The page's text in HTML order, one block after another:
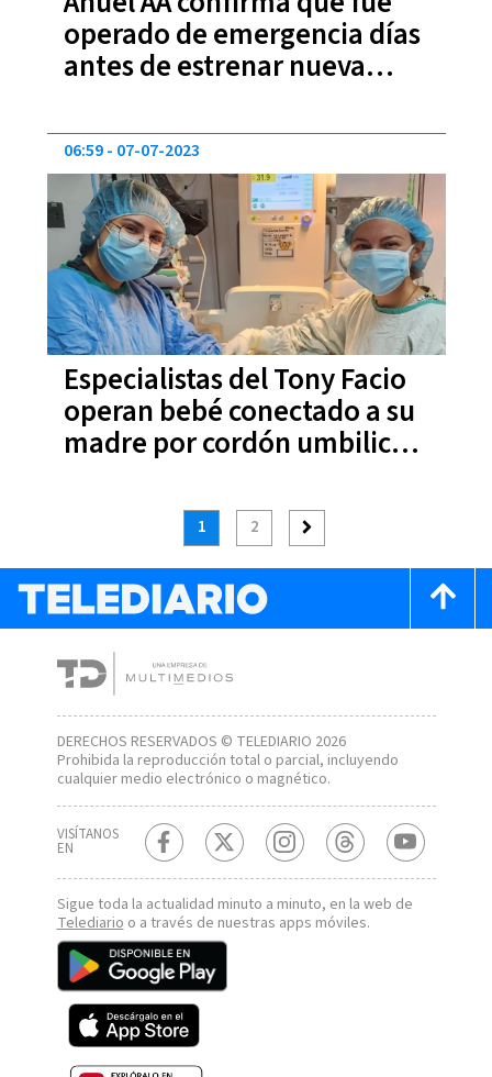
operado de emergencia días
antes de estrenar nueva
Especialistas del Tony Facio
operan bebé conectado a su
madre por cordón umbilical |
06:59 07-07-2023
1 2
DERECHOS RESERVADOS © TELEDIARIO 2026
Prohibida la reproducción total o parcial, incluyendo
cualquier medio electrónico o magnético.
VISÍTANOS
EN
Sigue toda la actualidad minuto a minuto, en la web de
Telediario o a través de nuestras apps móviles.